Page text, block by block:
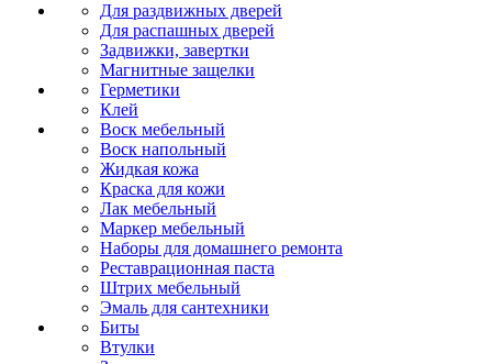
Для раздвижных дверей
Для распашных дверей
Задвижки, завертки
Магнитные защелки
Герметики
Клей
Воск мебельный
Воск напольный
Жидкая кожа
Краска для кожи
Лак мебельный
Маркер мебельный
Наборы для домашнего ремонта
Реставрационная паста
Штрих мебельный
Эмаль для сантехники
Биты
Втулки